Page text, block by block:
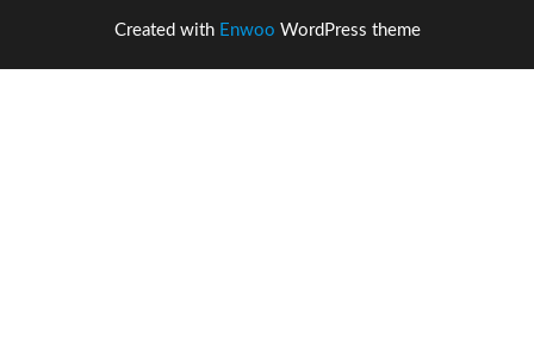
Created with Enwoo WordPress theme